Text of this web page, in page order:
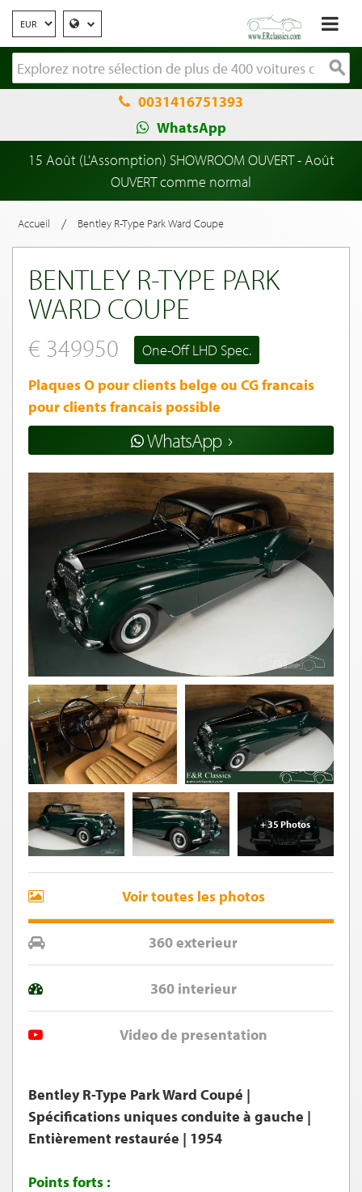
0031416751393
WhatsApp
15 Août (L'Assomption) SHOWROOM OUVERT - Août
OUVERT comme normal
Accueil / Bentley R-Type Park Ward Coupe
BENTLEY R-TYPE PARK
WARD COUPE
€ 349950
One-Off LHD Spec.
Plaques O pour clients belge ou CG francais
pour clients francais possible
WhatsApp
+ 35 Photos
Voir toutes les photos
360 exterieur
360 interieur
Video de presentation
Bentley R-Type Park Ward Coupé |
Spécifications uniques conduite à gauche |
Entièrement restaurée | 1954
Points forts :